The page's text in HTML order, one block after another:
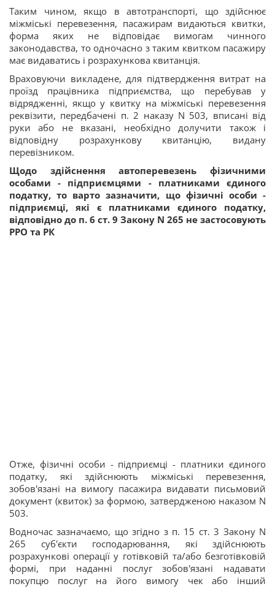
Таким чином, якщо в автотранспорті, що здійснює
міжміські перевезення, пасажирам видаються квитки,
форма яких не відповідає вимогам чинного
законодавства, то одночасно з таким квитком пасажиру
має видаватись і розрахункова квитанція.
Враховуючи викладене, для підтвердження витрат на
проїзд працівника підприємства, що перебував у
відрядженні, якщо у квитку на міжміські перевезення
реквізити, передбачені п. 2 наказу N 503, вписані від
руки або не вказані, необхідно долучити також і
відповідну розрахункову квитанцію, видану
перевізником.
Щодо здійснення автоперевезень фізичними
особами - підприємцями - платниками єдиного
податку, то варто зазначити, що фізичні особи -
підприємці, які є платниками єдиного податку,
відповідно до п. 6 ст. 9 Закону N 265 не застосовують
РРО та РК
Отже, фізичні особи - підприємці - платники єдиного
податку, які здійснюють міжміські перевезення,
зобов'язані на вимогу пасажира видавати письмовий
документ (квиток) за формою, затвердженою наказом N
503.
Водночас зазначаємо, що згідно з п. 15 ст. 3 Закону N
265 суб'єкти господарювання, які здійснюють
розрахункові операції у готівковій та/або безготівковій
формі, при наданні послуг зобов'язані надавати
покупцю послуг на його вимогу чек або інший